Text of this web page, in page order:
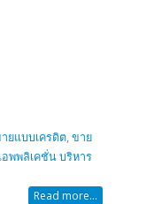
ยแบบเครดิต,ขาย
พพลิเคชั่น บริหาร
Read more...